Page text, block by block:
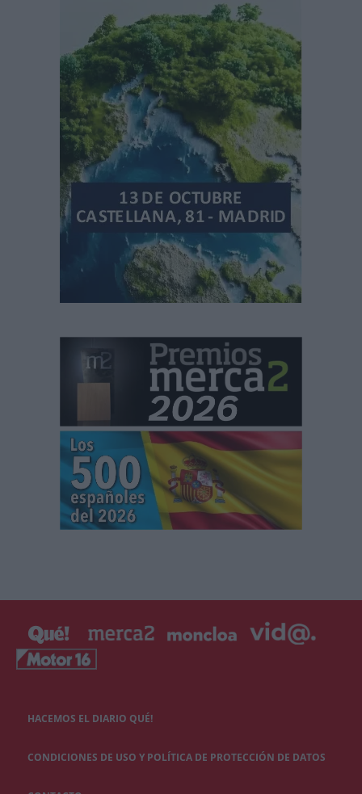
HACEMOS EL DIARIO QUÉ!
CONDICIONES DE USO Y POLÍTICA DE PROTECCIÓN DE DATOS